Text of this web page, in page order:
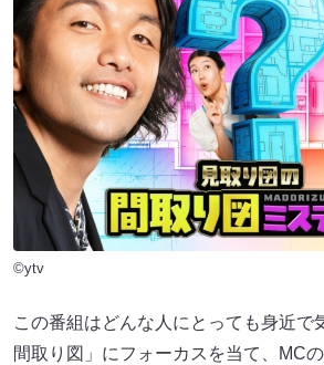
©ytv
この番組はどんな人にとっても身近で
間取り図」にフォーカスを当て、MC